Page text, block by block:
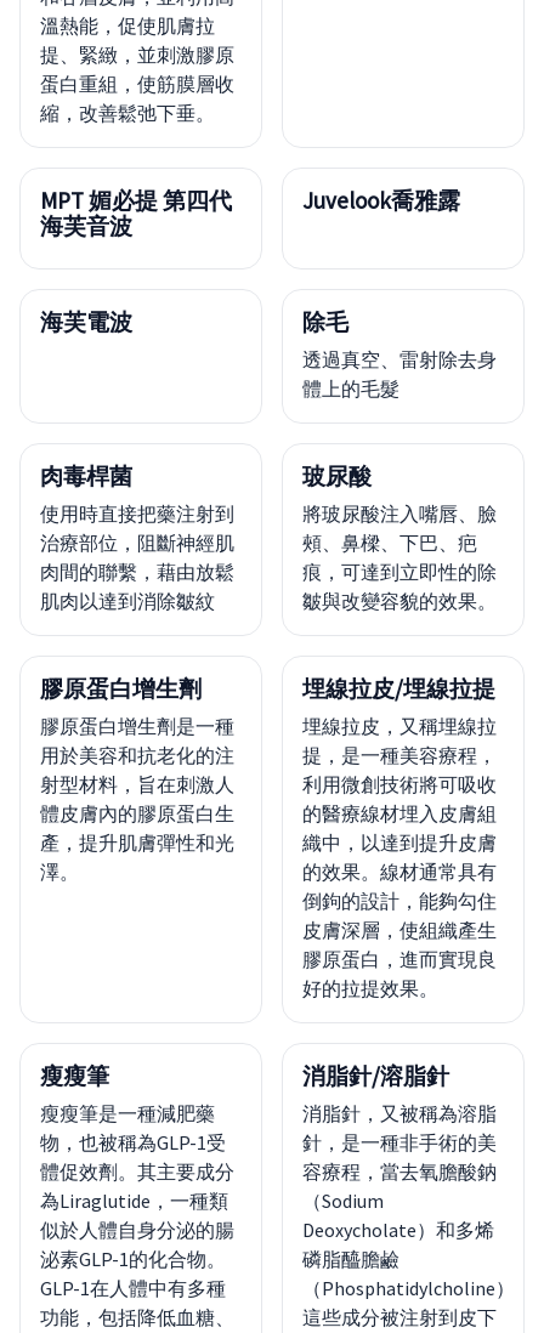
溫熱能，促使肌膚拉
提、緊緻，並刺激膠原
蛋白重組，使筋膜層收
縮，改善鬆弛下垂。
MPT 媚必提 第四代
海芙音波
Juvelook喬雅露
海芙電波 除毛
透過真空、雷射除去身
體上的毛髮
肉毒桿菌
使用時直接把藥注射到
治療部位，阻斷神經肌
肉間的聯繫，藉由放鬆
肌肉以達到消除皺紋
玻尿酸
將玻尿酸注入嘴唇、臉
頰、鼻樑、下巴、疤
痕，可達到立即性的除
皺與改變容貌的效果。
膠原蛋白增生劑
膠原蛋白增生劑是一種
用於美容和抗老化的注
射型材料，旨在刺激人
體皮膚內的膠原蛋白生
產，提升肌膚彈性和光
澤。
埋線拉皮/埋線拉提
埋線拉皮，又稱埋線拉
提，是一種美容療程，
利用微創技術將可吸收
的醫療線材埋入皮膚組
織中，以達到提升皮膚
的效果。線材通常具有
倒鉤的設計，能夠勾住
皮膚深層，使組織產生
膠原蛋白，進而實現良
好的拉提效果。
瘦瘦筆
瘦瘦筆是一種減肥藥
物，也被稱為GLP-1受
體促效劑。其主要成分
為Liraglutide，一種類
似於人體自身分泌的腸
泌素GLP-1的化合物。
GLP-1在人體中有多種
功能，包括降低血糖、
消脂針/溶脂針
消脂針，又被稱為溶脂
針，是一種非手術的美
容療程，當去氧膽酸鈉
（Sodium
Deoxycholate）和多烯
磷脂醯膽鹼
（Phosphatidylcholine）
這些成分被注射到皮下